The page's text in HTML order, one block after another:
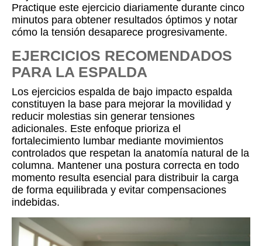
Practique este ejercicio diariamente durante cinco
minutos para obtener resultados óptimos y notar
cómo la tensión desaparece progresivamente.
EJERCICIOS RECOMENDADOS
PARA LA ESPALDA
Los ejercicios espalda de bajo impacto espalda
constituyen la base para mejorar la movilidad y
reducir molestias sin generar tensiones
adicionales. Este enfoque prioriza el
fortalecimiento lumbar mediante movimientos
controlados que respetan la anatomía natural de la
columna. Mantener una postura correcta en todo
momento resulta esencial para distribuir la carga
de forma equilibrada y evitar compensaciones
indebidas.